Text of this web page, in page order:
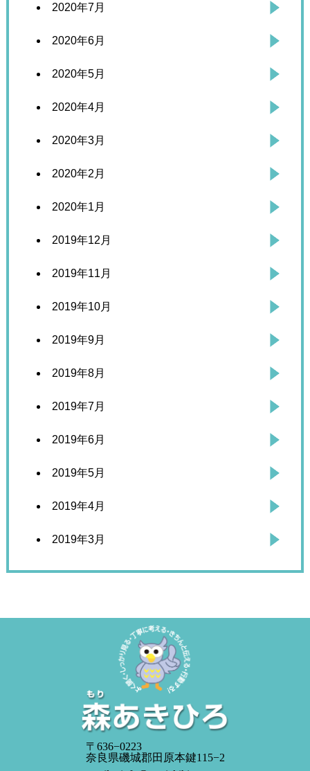
2020年7月
2020年6月
2020年5月
2020年4月
2020年3月
2020年2月
2020年1月
2019年12月
2019年11月
2019年10月
2019年9月
2019年8月
2019年7月
2019年6月
2019年5月
2019年4月
2019年3月
〒636−0223
奈良県磯城郡田原本鍵115−2